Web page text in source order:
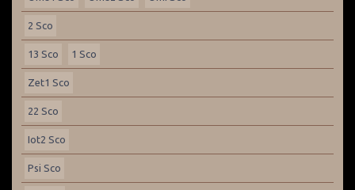
2 Sco
13 Sco 1 Sco
Zet1 Sco
22 Sco
Iot2 Sco
Psi Sco